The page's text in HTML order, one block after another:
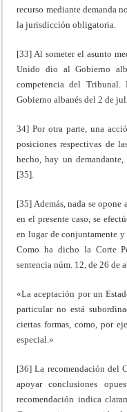
recurso mediante demanda
la jurisdicción obligatoria.
[33] Al someter el asunto
Unido dio al Gobierno
competencia del
Gobierno albanés del 2 de
34] Por otra parte, una
posiciones respectivas de
hecho, hay un
[35].
[35] Además, nada se
en el presente caso, se
en lugar de conjuntamente y
Como ha dicho la Corte
sentencia núm. 12, de 26 de
«La aceptación por un
particular no está
ciertas formas, como, por
especial.»
[36] La recomendación del
apoyar conclusiones
recomendación indica